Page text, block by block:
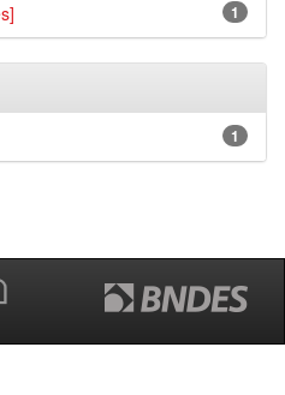
1
1